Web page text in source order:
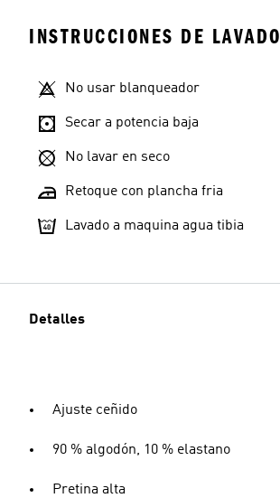
INSTRUCCIONES DE LAVADO
No usar blanqueador
Secar a potencia baja
No lavar en seco
Retoque con plancha fria
Lavado a maquina agua tibia
Detalles
Ajuste ceñido
90 % algodón, 10 % elastano
Pretina alta